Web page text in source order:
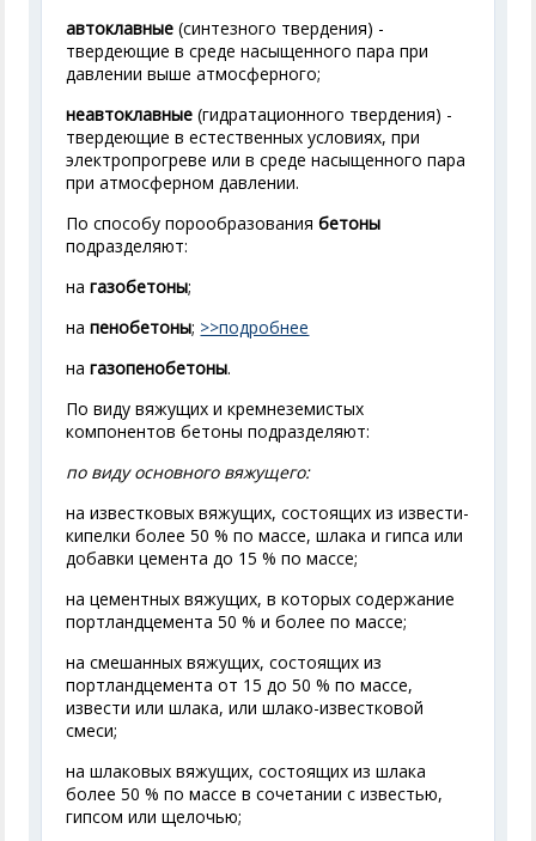
автоклавные (синтезного твердения) -
твердеющие в среде насыщенного пара при
давлении выше атмосферного;
неавтоклавные (гидратационного твердения) -
твердеющие в естественных условиях, при
электропрогреве или в среде насыщенного пара
при атмосферном давлении.
По способу порообразованиябетоны
подразделяют:
нагазобетоны;
напенобетоны; >>подробнее
нагазопенобетоны.
По виду вяжущих и кремнеземистых
компонентов бетоны подразделяют:
по виду основного вяжущего:
на известковых вяжущих, состоящих из извести-
кипелки более 50 % по массе, шлака и гипса или
добавки цемента до 15 % по массе;
на цементных вяжущих, в которых содержание
портландцемента 50 % и более по массе;
на смешанных вяжущих, состоящих из
портландцемента от 15 до 50 % по массе,
извести или шлака, или шлако-известковой
смеси;
на шлаковых вяжущих, состоящих из шлака
более 50 % по массе в сочетании с известью,
гипсом или щелочью;